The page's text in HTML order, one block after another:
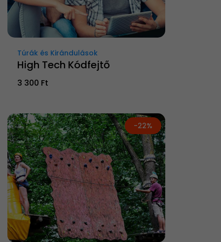
Túrák és Kirándulások
High Tech Kódfejtő
3 300 Ft
-22%